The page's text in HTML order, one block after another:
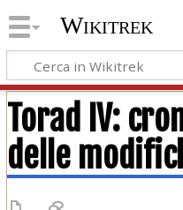
Wikitrek
Torad IV:
delle